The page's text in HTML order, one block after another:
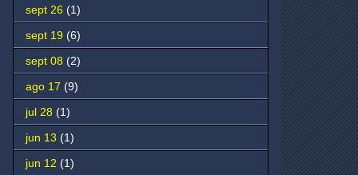
sept 26 (1)
sept 19 (6)
sept 08 (2)
ago 17 (9)
jul 28 (1)
jun 13 (1)
jun 12 (1)